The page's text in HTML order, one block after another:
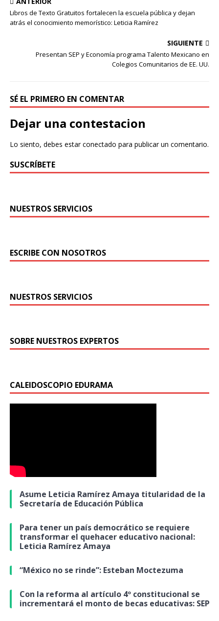
Libros de Texto Gratuitos fortalecen la escuela pública y dejan
atrás el conocimiento memorístico: Leticia Ramírez
SIGUIENTE
Presentan SEP y Economía programa Talento Mexicano en
Colegios Comunitarios de EE. UU.
SÉ EL PRIMERO EN COMENTAR
Dejar una contestacion
Lo siento, debes estarconectado para publicar un comentario.
SUSCRÍBETE
NUESTROS SERVICIOS
ESCRIBE CON NOSOTROS
NUESTROS SERVICIOS
SOBRE NUESTROS EXPERTOS
CALEIDOSCOPIO EDURAMA
Asume Leticia Ramírez Amaya titularidad de la
Secretaría de Educación Pública
Para tener un país democrático se requiere
transformar el quehacer educativo nacional:
Leticia Ramírez Amaya
“México no se rinde”: Esteban Moctezuma
Con la reforma al artículo 4º constitucional se
incrementará el monto de becas educativas: SEP